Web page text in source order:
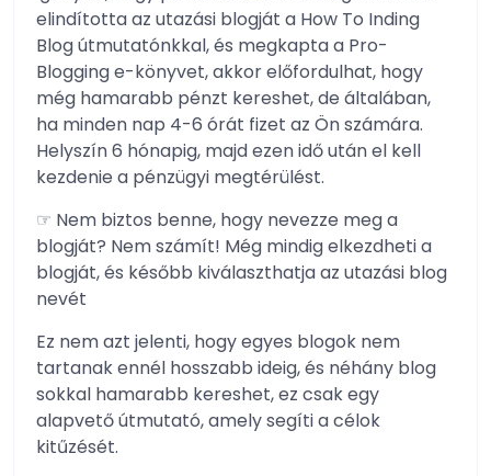
elindította az utazási blogját a How To Inding
Blog útmutatónkkal, és megkapta a Pro-
Blogging e-könyvet, akkor előfordulhat, hogy
még hamarabb pénzt kereshet, de általában,
ha minden nap 4-6 órát fizet az Ön számára.
Helyszín 6 hónapig, majd ezen idő után el kell
kezdenie a pénzügyi megtérülést.
☞ Nem biztos benne, hogy nevezze meg a
blogját? Nem számít! Még mindig elkezdheti a
blogját, és később kiválaszthatja az utazási blog
nevét
Ez nem azt jelenti, hogy egyes blogok nem
tartanak ennél hosszabb ideig, és néhány blog
sokkal hamarabb kereshet, ez csak egy
alapvető útmutató, amely segíti a célok
kitűzését.